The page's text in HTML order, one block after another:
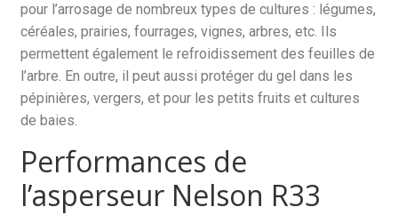
pour l’arrosage de nombreux types de cultures : légumes,
céréales, prairies, fourrages, vignes, arbres, etc. Ils
permettent également le refroidissement des feuilles de
l’arbre. En outre, il peut aussi protéger du gel dans les
pépinières, vergers, et pour les petits fruits et cultures
de baies.
Performances de
l’asperseur Nelson R33